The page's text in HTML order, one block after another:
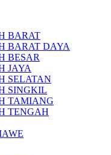
BARAT
BARAT DAYA
BESAR
JAYA
SELATAN
SINGKIL
TAMIANG
TENGAH